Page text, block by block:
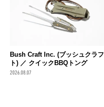
Bush Craft Inc. (ブッシュクラフ
ト) ／ クイックBBQトング
2026.08.07